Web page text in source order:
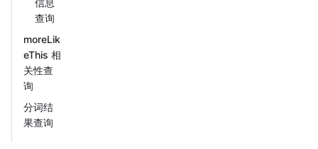
信息
查询
moreLik
eThis 相
关性查
询
分词结
果查询